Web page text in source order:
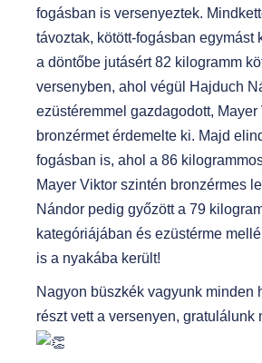
fogásban is versenyeztek.
távoztak, kötött-fogásban egymást
a döntőbe jutásért 82 kilogramm
versenyben, ahol végül Hajduch
ezüstéremmel gazdagodott, Mayer
bronzérmet érdemelte ki. Majd
fogásban is, ahol a 86
Mayer Viktor szintén bronzérmes
Nándor pedig győzött a 79
kategóriájában és ezüstérme
is a nyakába került!
Nagyon büszkék vagyunk minden
részt vett a versenyen, gratulálunk